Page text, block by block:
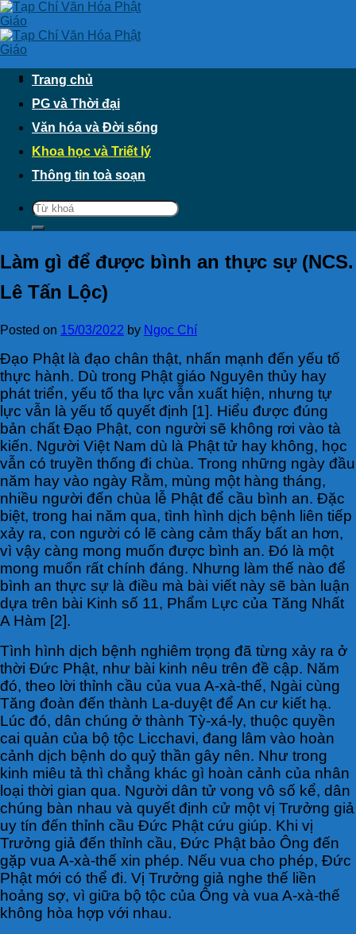
Skip
to
content
Trang chủ
PG và Thời đại
Văn hóa và Đời sống
Khoa học và Triết lý
Thông tin toà soạn
Làm gì để được bình an thực sự (NCS.
Lê Tấn Lộc)
Posted on 15/03/2022 by Ngọc Chí
Đạo Phật là đạo chân thật, nhấn mạnh đến yếu tố
thực hành. Dù trong Phật giáo Nguyên thủy hay
phát triển, yếu tố tha lực vẫn xuất hiện, nhưng tự
lực vẫn là yếu tố quyết định [1]. Hiểu được đúng
bản chất Đạo Phật, con người sẽ không rơi vào tà
kiến. Người Việt Nam dù là Phật tử hay không, học
vẫn có truyền thống đi chùa. Trong những ngày đầu
năm hay vào ngày Rằm, mùng một hàng tháng,
nhiều người đến chùa lễ Phật để cầu bình an. Đặc
biệt, trong hai năm qua, tình hình dịch bệnh liên tiếp
xảy ra, con người có lẽ càng cảm thấy bất an hơn,
vì vậy càng mong muốn được bình an. Đó là một
mong muốn rất chính đáng. Nhưng làm thế nào để
bình an thực sự là điều mà bài viết này sẽ bàn luận
dựa trên bài Kinh số 11, Phẩm Lực của Tăng Nhất
A Hàm [2].
Tình hình dịch bệnh nghiêm trọng đã từng xảy ra ở
thời Đức Phật, như bài kinh nêu trên đề cập. Năm
đó, theo lời thỉnh cầu của vua A-xà-thế, Ngài cùng
Tăng đoàn đến thành La-duyệt để An cư kiết hạ.
Lúc đó, dân chúng ở thành Tỳ-xá-ly, thuộc quyền
cai quản của bộ tộc Licchavi, đang lâm vào hoàn
cảnh dịch bệnh do quỷ thần gây nên. Như trong
kinh miêu tả thì chẳng khác gì hoàn cảnh của nhân
loại thời gian qua. Người dân tử vong vô số kể, dân
chúng bàn nhau và quyết định cử một vị Trưởng giả
uy tín đến thỉnh cầu Đức Phật cứu giúp. Khi vị
Trưởng giả đến thỉnh cầu, Đức Phật bảo Ông đến
gặp vua A-xà-thế xin phép. Nếu vua cho phép, Đức
Phật mới có thể đi. Vị Trưởng giả nghe thế liền
hoảng sợ, vì giữa bộ tộc của Ông và vua A-xà-thế
không hòa hợp với nhau.